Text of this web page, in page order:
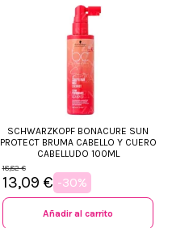
SCHWARZKOPF BONACURE SUN
PROTECT BRUMA CABELLO Y CUERO
CABELLUDO 100ML
18,82 €
13,09 € -30%
Añadir al carrito